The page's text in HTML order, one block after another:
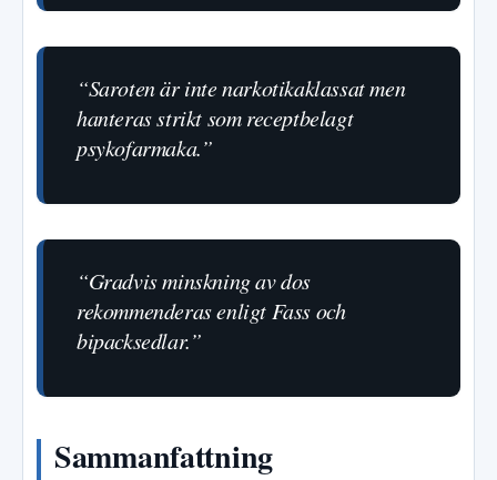
“Saroten är inte narkotikaklassat men
hanteras strikt som receptbelagt
psykofarmaka.”
“Gradvis minskning av dos
rekommenderas enligt Fass och
bipacksedlar.”
Sammanfattning